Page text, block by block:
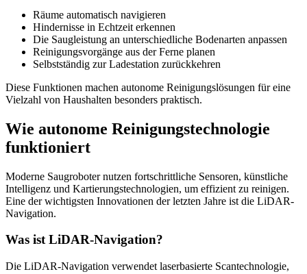
Räume automatisch navigieren
Hindernisse in Echtzeit erkennen
Die Saugleistung an unterschiedliche Bodenarten anpassen
Reinigungsvorgänge aus der Ferne planen
Selbstständig zur Ladestation zurückkehren
Diese Funktionen machen autonome Reinigungslösungen für eine
Vielzahl von Haushalten besonders praktisch.
Wie autonome Reinigungstechnologie
funktioniert
Moderne Saugroboter nutzen fortschrittliche Sensoren, künstliche
Intelligenz und Kartierungstechnologien, um effizient zu reinigen.
Eine der wichtigsten Innovationen der letzten Jahre ist die LiDAR-
Navigation.
Was ist LiDAR-Navigation?
Die LiDAR-Navigation verwendet laserbasierte Scantechnologie,